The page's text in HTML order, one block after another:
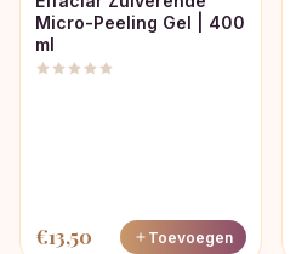
Micro-Peeling Gel | 400
ml
€13,50 Toevoegen